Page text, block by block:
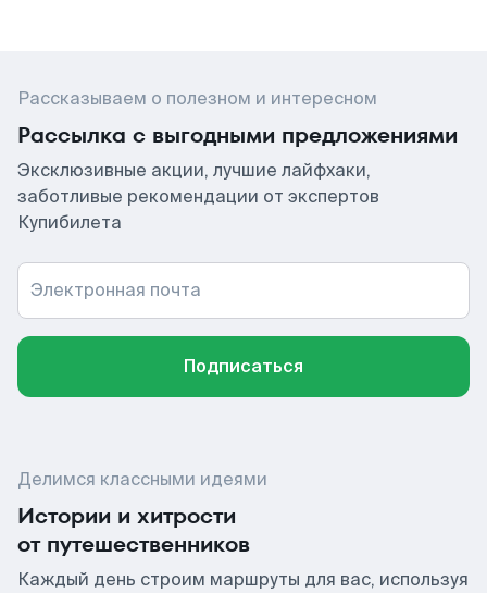
Рассказываем о полезном и интересном
Рассылка с выгодными предложениями
Эксклюзивные акции, лучшие лайфхаки,
заботливые рекомендации от экспертов
Купибилета
Электронная почта
Подписаться
Делимся классными идеями
Истории и хитрости
от путешественников
Каждый день строим маршруты для вас, используя